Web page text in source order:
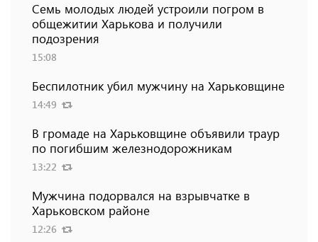
Семь молодых людей устроили погром в
общежитии Харькова и получили
подозрения
15:08
Беспилотник убил мужчину на Харьковщине
14:49
В громаде на Харьковщине объявили траур
по погибшим железнодорожникам
13:22
Мужчина подорвался на взрывчатке в
Харьковском районе
12:26